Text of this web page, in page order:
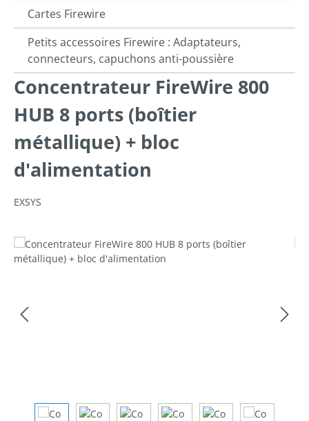
Cartes Firewire
Petits accessoires Firewire : Adaptateurs,
connecteurs, capuchons anti-poussière
Concentrateur FireWire 800
HUB 8 ports (boîtier
métallique) + bloc
d'alimentation
EXSYS
Ignorer la galerie d'images